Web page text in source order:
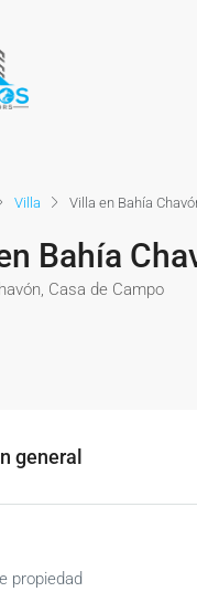
Villa Villa en Bahía
Bahía
Casa de Campo
general
propiedad